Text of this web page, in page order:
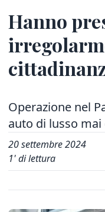
Hanno
Operazione nel
auto di lusso
20 settembre 2024
1' di lettura